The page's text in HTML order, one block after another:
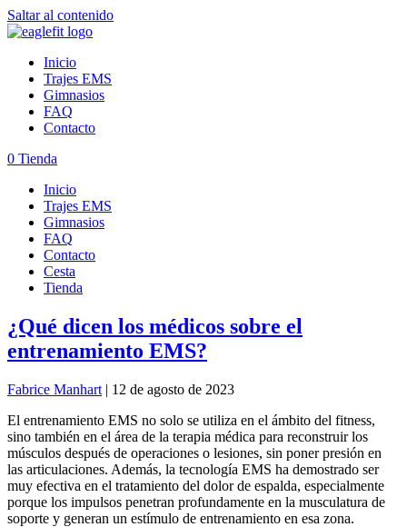
Saltar al contenido
Inicio
Trajes EMS
Gimnasios
FAQ
Contacto
0 Tienda
Inicio
Trajes EMS
Gimnasios
FAQ
Contacto
Cesta
Tienda
¿Qué dicen los médicos sobre el
entrenamiento EMS?
Fabrice Manhart | 12 de agosto de 2023
El entrenamiento EMS no solo se utiliza en el ámbito del fitness,
sino también en el área de la terapia médica para reconstruir los
músculos después de operaciones o lesiones, sin poner presión en
las articulaciones. ‍Además, la tecnología EMS ha demostrado ser
muy efectiva en el tratamiento del dolor de espalda, especialmente
porque los impulsos penetran profundamente en la musculatura de
soporte y generan un estímulo de entrenamiento en esa zona.